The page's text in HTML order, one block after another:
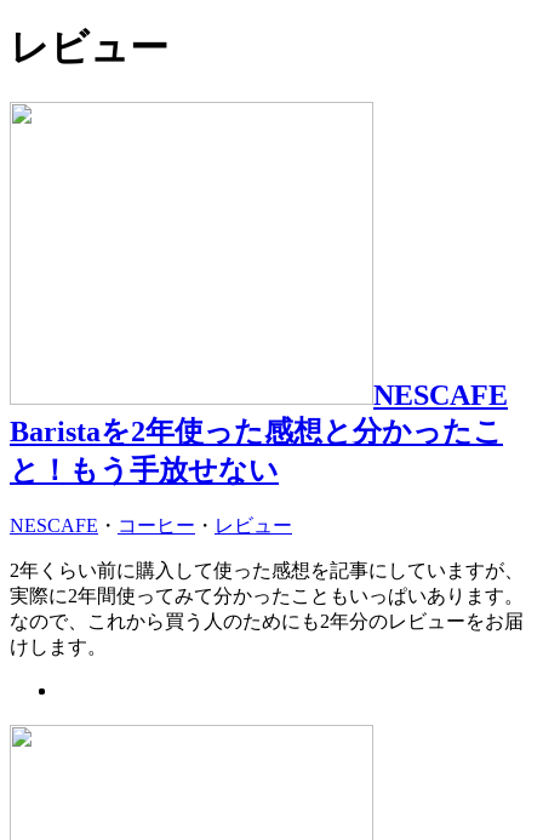
レビュー
NESCAFE
Baristaを2年使った感想と分かったこ
と！もう手放せない
NESCAFE ・ コーヒー ・ レビュー
2年くらい前に購入して使った感想を記事にしていますが、
実際に2年間使ってみて分かったこともいっぱいあります。
なので、これから買う人のためにも2年分のレビューをお届
けします。